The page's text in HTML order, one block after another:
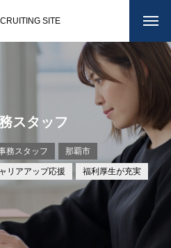
SITE
スタッフ
務スタッフ 那覇市
リアアップ応援 福利厚生が充実